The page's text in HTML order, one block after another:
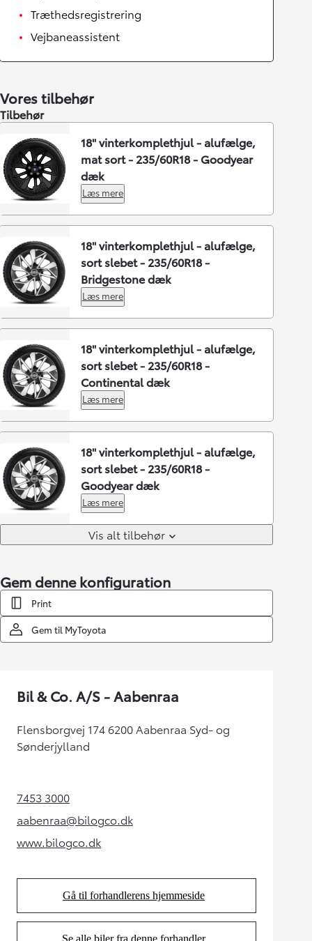
Træthedsregistrering
Vejbaneassistent
Vores tilbehør
Tilbehør
18" vinterkomplethjul - alufælge,
mat sort - 235/60R18 - Goodyear
dæk
Læs mere
18" vinterkomplethjul - alufælge,
sort slebet - 235/60R18 -
Bridgestone dæk
Læs mere
18" vinterkomplethjul - alufælge,
sort slebet - 235/60R18 -
Continental dæk
Læs mere
18" vinterkomplethjul - alufælge,
sort slebet - 235/60R18 -
Goodyear dæk
Læs mere
Vis alt tilbehør
Gem denne konfiguration
Print
Gem til MyToyota
Bil & Co. A/S - Aabenraa
Flensborgvej 174 6200 Aabenraa Syd- og
Sønderjylland
7453 3000(Opens in new tab)
aabenraa@bilogco.dk
(Opens in new tab)
www.bilogco.dk(Opens in new tab)
Gå til forhandlerens hjemmeside
(Opens in new tab)
Se alle biler fra denne forhandler